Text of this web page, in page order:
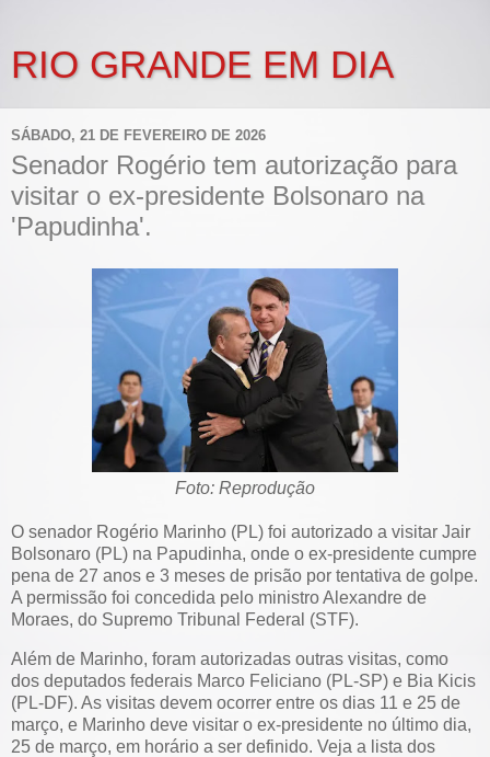
RIO GRANDE EM DIA
SÁBADO, 21 DE FEVEREIRO DE 2026
Senador Rogério tem autorização para
visitar o ex-presidente Bolsonaro na
'Papudinha'.
Foto: Reprodução
O senador Rogério Marinho (PL) foi autorizado a visitar Jair
Bolsonaro (PL) na Papudinha, onde o ex-presidente cumpre
pena de 27 anos e 3 meses de prisão por tentativa de golpe.
A permissão foi concedida pelo ministro Alexandre de
Moraes, do Supremo Tribunal Federal (STF).
Além de Marinho, foram autorizadas outras visitas, como
dos deputados federais Marco Feliciano (PL-SP) e Bia Kicis
(PL-DF). As visitas devem ocorrer entre os dias 11 e 25 de
março, e Marinho deve visitar o ex-presidente no último dia,
25 de março, em horário a ser definido. Veja a lista dos